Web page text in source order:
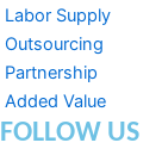
Labor Supply
Outsourcing
Partnership
Added Value
FOLLOW US